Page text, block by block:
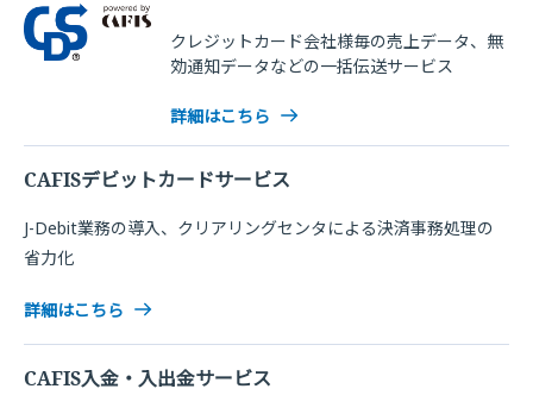
クレジットカード会社様毎の売上データ、無
効通知データなどの一括伝送サービス
詳細はこちら
CAFISデビットカードサービス
J-Debit業務の導入、クリアリングセンタによる決済事務処理の
省力化
詳細はこちら
CAFIS入金・入出金サービス